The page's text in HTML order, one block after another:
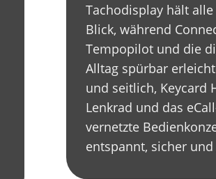
Tachodisplay hält
Blick, während
Tempopilot und die
Alltag spürbar
und seitlich, Keycard
Lenkrad und das
vernetzte
entspannt, sicher